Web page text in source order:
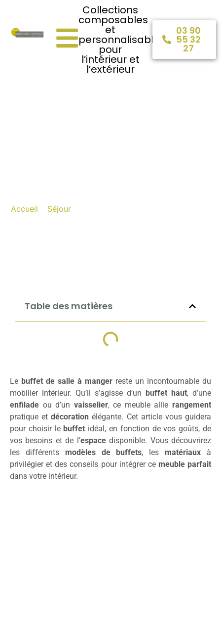
Collections
composables
et
personnalisables
pour
l’intérieur et
l’extérieur
03 90
55 32
27
Accueil Séjour
Table des matières
Le buffet de salle à manger reste un incontournable du
mobilier intérieur. Qu’il s’agisse d’un buffet haut, d’une
enfilade ou d’un vaisselier, ce meuble allie rangement
pratique etdécoration élégante. Cet article vous guidera
pour choisir le buffet idéal, en fonction de vos goûts, de
vos besoins et de l’espacedisponible. Vous découvrirez
les différents modèles de buffets, les matériaux à
privilégier et des conseils pour intégrer ce meuble parfait
dans votre intérieur.